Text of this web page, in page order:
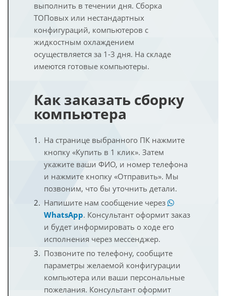
выполнить в течении дня. Сборка
ТОПовых или нестандартных
конфигураций, компьютеров с
жидкостным охлаждением
осуществляется за 1-3 дня. На складе
имеются готовые компьютеры.
Как заказать сборку
компьютера
На странице выбранного ПК нажмите
кнопку «Купить в 1 клик». Затем
укажите ваши ФИО, и номер телефона
и нажмите кнопку «Отправить». Мы
позвоним, что бы уточнить детали.
Напишите нам сообщение через
WhatsApp. Консультант оформит заказ
и будет информировать о ходе его
исполнения через мессенджер.
Позвоните по телефону, сообщите
параметры желаемой конфигурации
компьютера или ваши персональные
пожелания. Консультант оформит